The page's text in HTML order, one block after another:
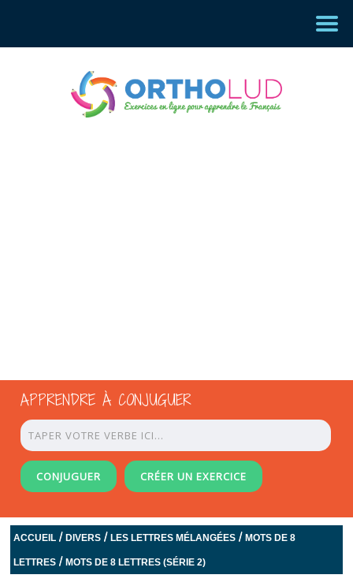
APPRENDRE À CONJUGUER
CONJUGUER CRÉER UN EXERCICE
ACCUEIL /DIVERS /LES LETTRES MÉLANGÉES /MOTS DE 8
LETTRES /MOTS DE 8 LETTRES (SÉRIE 2)